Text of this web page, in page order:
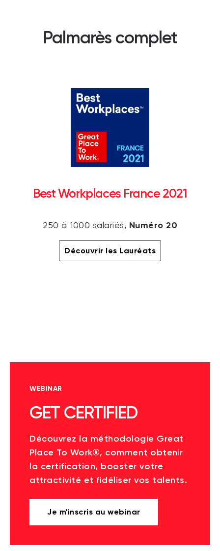
Palmarès complet
Best Workplaces France 2021
250 à 1000 salariés, Numéro 20
Découvrir les Lauréats
WEBINAR
GET CERTIFIED
Découvrez la méthodologie Great
Place To Work®, comment obtenir
la certification, booster votre
attractivité et fidéliser vos talents.
Je m'inscris au webinar